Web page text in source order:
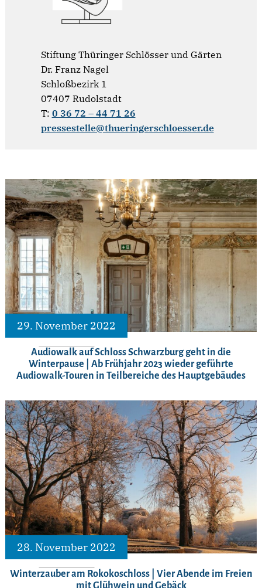
Stiftung Thüringer Schlösser und Gärten
Dr. Franz Nagel
Schloßbezirk 1
07407 Rudolstadt
T: 0 36 72 – 44 71 26
pressestelle@thueringerschloesser.de
29. November 2022
Audiowalk auf Schloss Schwarzburg geht in die
Winterpause | Ab Frühjahr 2023 wieder geführte
Audiowalk-Touren in Teilbereiche des Hauptgebäudes
28. November 2022
Winterzauber am Rokokoschloss | Vier Abende im Freien
mit Glühwein und Gebäck